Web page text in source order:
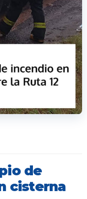
de
cisterna